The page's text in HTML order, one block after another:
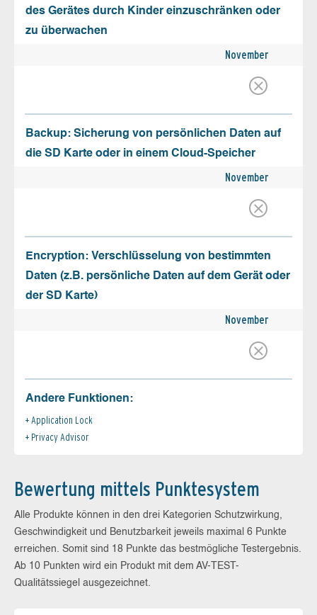
des Gerätes durch Kinder einzuschränken oder
zu überwachen
November
Backup: Sicherung von persönlichen Daten auf
die SD Karte oder in einem Cloud-Speicher
November
Encryption: Verschlüsselung von bestimmten
Daten (z.B. persönliche Daten auf dem Gerät oder
der SD Karte)
November
Andere Funktionen:
Application Lock
Privacy Advisor
Bewertung mittels Punktesystem
Alle Produkte können in den drei Kategorien Schutzwirkung,
Geschwindigkeit und Benutzbarkeit jeweils maximal 6 Punkte
erreichen. Somit sind 18 Punkte das bestmögliche Testergebnis.
Ab 10 Punkten wird ein Produkt mit dem AV-TEST-
Qualitätssiegel ausgezeichnet.